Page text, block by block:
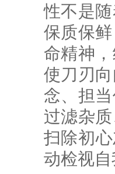
性不是
保质保
命精神
使刀刃
念、担
过滤杂
扫除初
动检视